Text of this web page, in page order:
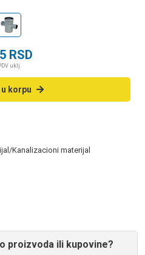
RSD
uklj.
u korpu
Kanalizacioni materijal
proizvoda ili kupovine?